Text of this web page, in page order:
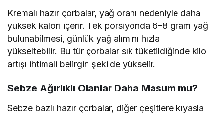
Kremalı hazır çorbalar, yağ oranı nedeniyle daha
yüksek kalori içerir. Tek porsiyonda 6–8 gram yağ
bulunabilmesi, günlük yağ alımını hızla
yükseltebilir. Bu tür çorbalar sık tüketildiğinde kilo
artışı ihtimali belirgin şekilde yükselir.
Sebze Ağırlıklı Olanlar Daha Masum mu?
Sebze bazlı hazır çorbalar, diğer çeşitlere kıyasla